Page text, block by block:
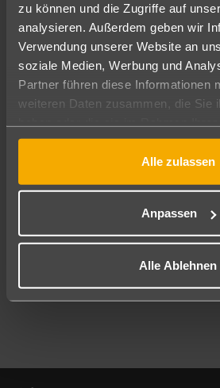
zu können und die Zugriffe auf
analysieren. Außerdem geben wir
Verwendung unserer Website an
soziale Medien, Werbung und
Partner führen diese Informationen
weiteren Daten zusammen, die Sie
gesammelt haben.
Alle zulassen
Anpassen
Alle Ablehnen
Pauschal
Abflughafen
Alle Abflughäfen
10.08.26–08.08.27 7-21
Mehr Filter